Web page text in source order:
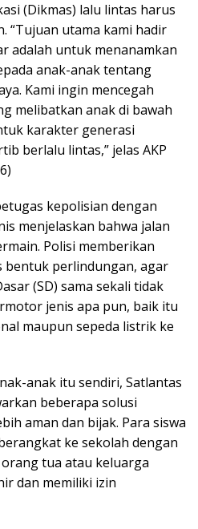
(Dikmas) lalu lintas harus
“Tujuan utama kami hadir
adalah untuk menanamkan
anak-anak tentang
Kami ingin mencegah
melibatkan anak di bawah
karakter generasi
berlalu lintas,” jelas AKP
kepolisian dengan
menjelaskan bahwa jalan
Polisi memberikan
bentuk perlindungan, agar
(SD) sama sekali tidak
jenis apa pun, baik itu
maupun sepeda listrik ke
anak itu sendiri, Satlantas
beberapa solusi
aman dan bijak. Para siswa
ke sekolah dengan
tua atau keluarga
dan memiliki izin